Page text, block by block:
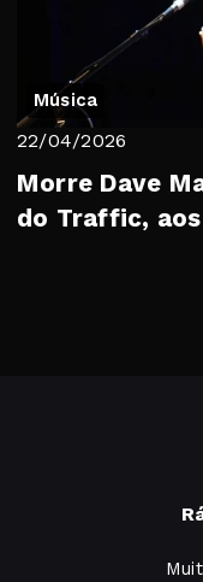
Música
22/04/2026
Morre Dave
do Traffic,